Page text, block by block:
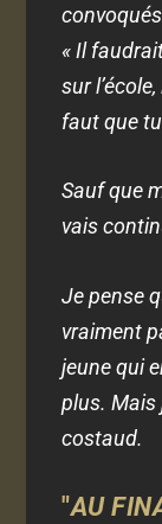
« Il
sur
faut que
Sauf que
vais
Je pense
vraiment
jeune qui
plus. Mais
costaud.
"AU